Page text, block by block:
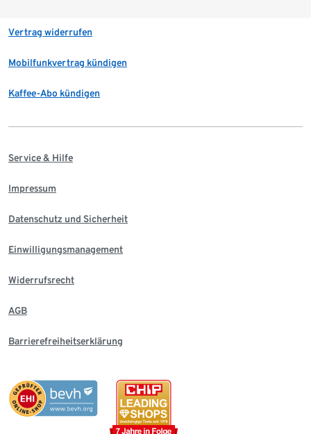
Vertrag widerrufen
Mobilfunkvertrag kündigen
Kaffee-Abo kündigen
Service & Hilfe
Impressum
Datenschutz und Sicherheit
Einwilligungsmanagement
Widerrufsrecht
AGB
Barrierefreiheitserklärung